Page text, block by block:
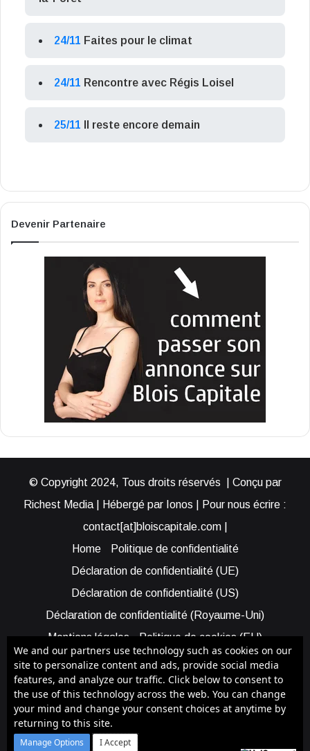
24/11 Faites pour le climat
24/11 Rencontre avec Régis Loisel
25/11 Il reste encore demain
Devenir Partenaire
© Copyright 2024, Tous droits réservés | Conçu par
Richest Media | Hébergé par Ionos | Pour nous écrire :
contact[at]bloiscapitale.com |
Home
Politique de confidentialité
Déclaration de confidentialité (UE)
Déclaration de confidentialité (US)
Déclaration de confidentialité (Royaume-Uni)
Mentions légales
Politique de cookies (EU)
Cookie Policy (AUS)
Cookie Policy (US)
Qui sommes-nous ?
Participer à Blois Capitale
Bénéficier d’une assistance
Facebook
X
We and our partners use technology such as cookies on our
site to personalize content and ads, provide social media
features, and analyze our traffic. Click below to consent to
the use of this technology across the web. You can change
your mind and change your consent choices at anytime by
returning to this site.
Manage Options I Accept